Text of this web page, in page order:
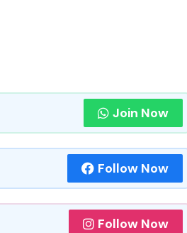
Join Now
Follow Now
Follow Now